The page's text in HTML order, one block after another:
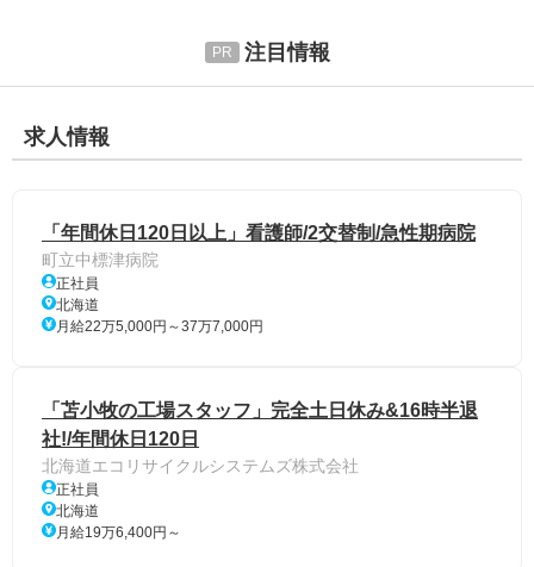
注目情報
求人情報
「年間休日120日以上」看護師/2交替制/急性期病院
町立中標津病院
正社員
北海道
月給22万5,000円～37万7,000円
「苫小牧の工場スタッフ」完全土日休み&16時半退
社!/年間休日120日
北海道エコリサイクルシステムズ株式会社
正社員
北海道
月給19万6,400円～